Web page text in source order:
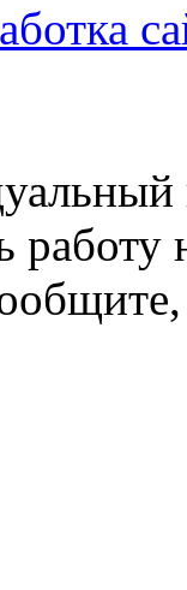
работу